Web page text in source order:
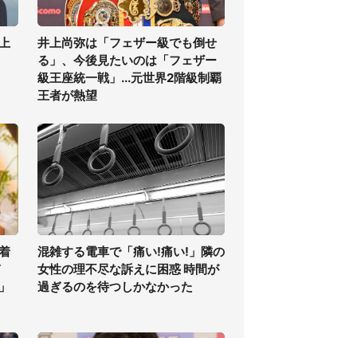
井上尚弥は「フェザー級でも倒せ
る」、今後見たいのは「フェザー
級王座統一戦」...元世界2階級制覇
王者が熱望
混雑する電車で「痛い!痛い!」隣の
女性の理不尽な訴えに困惑 時間が
過ぎるのを待つしかなかった